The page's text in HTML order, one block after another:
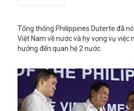
Tổng thống Philippines Duterte đã
Việt Nam về nước và hy vọng vụ việc
hưởng đến quan hệ 2 nước.